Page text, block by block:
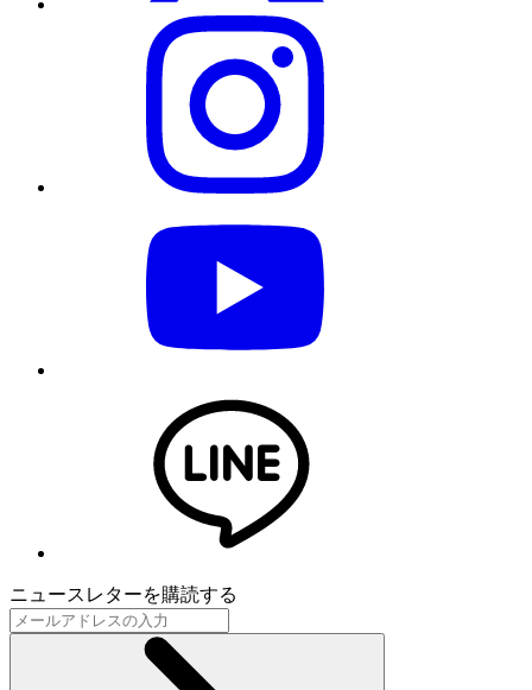
ニュースレターを購読する